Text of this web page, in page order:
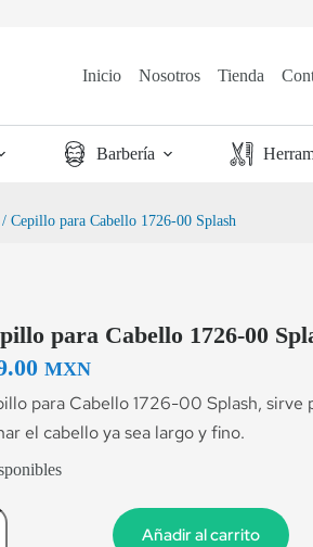
Inicio Nosotros Tienda
Barbería
/ Cepillo para Cabello 1726-00 Splash
para Cabello 1726-00
MXN
para Cabello 1726-00 Splash, sirve
el cabello ya sea largo y fino.
Añadir al carrito